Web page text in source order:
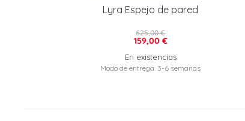
Lyra Espejo de pared
159,00 €
625,00 €
En existencias
Modo de entrega: 3-6 semanas